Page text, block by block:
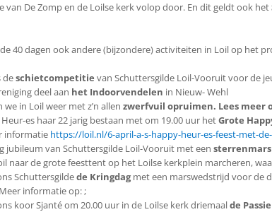
De Zomp en de Loilse kerk volop door. En dit geldt ook het
40 dagen ook andere (bijzondere) activiteiten in Loil op het
deschietcompetitie van Schuttersgilde Loil-Vooruit voor de
deel aan het Indoorvendelen in Nieuw- Wehl
in Loil weer met z’n allen zwerfvuil opruimen. Lees meer
es haar 22 jarig bestaan met om 19.00 uur hetGrote
informatie https://loil.nl/6-april-a-s-happy-heur-es-feest-met-
jubileum van Schuttersgilde Loil-Vooruit met een
naar de grote feesttent op het Loilse kerkplein marcheren,
Schuttersgildede Kringdagmet een marswedstrijd voor de
informatie op: ;
koor Sjanté om 20.00 uur in de Loilse kerk driemaalde